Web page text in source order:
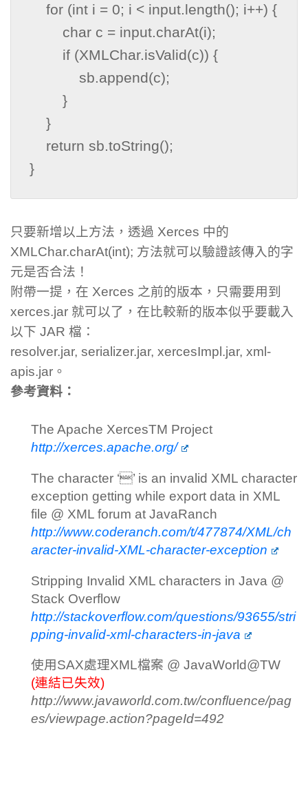
    for (int i = 0; i < input.length(); i++) {
            sb.append(c);
        }
    }
}
只要新增以上方法，透過 Xerces 中的
XMLChar.charAt(int); 方法就可以驗證該傳入的字
元是否合法！
附帶一提，在 Xerces 之前的版本，只需要用到
xerces.jar 就可以了，在比較新的版本似乎要載入
以下 JAR 檔：
resolver.jar, serializer.jar, xercesImpl.jar, xml-
apis.jar。
參考資料：
The Apache XercesTM Project
http://xerces.apache.org/
The character ‘’ is an invalid XML character
exception getting while export data in XML
file @ XML forum at JavaRanch
http://www.coderanch.com/t/477874/XML/ch
aracter-invalid-XML-character-exception
Stripping Invalid XML characters in Java @
Stack Overflow
http://stackoverflow.com/questions/93655/stri
pping-invalid-xml-characters-in-java
使用SAX處理XML檔案 @ JavaWorld@TW
(連結已失效)
http://www.javaworld.com.tw/confluence/pag
es/viewpage.action?pageId=492